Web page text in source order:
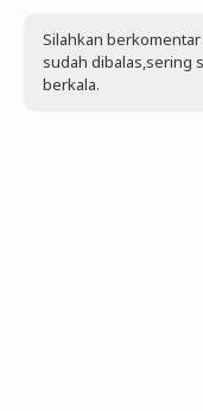
Silahkan
sudah dibalas,sering
berkala.